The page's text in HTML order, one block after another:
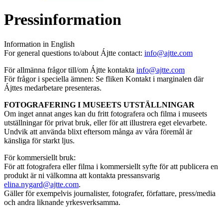
Pressinformation
Information in English
For general questions to/about Ájtte contact: info@ajtte.com
För allmänna frågor till/om Ájtte kontakta info@ajtte.com
För frågor i speciella ämnen: Se fliken Kontakt i marginalen där
Ájttes medarbetare presenteras.
FOTOGRAFERING I MUSEETS UTSTÄLLNINGAR
Om inget annat anges kan du fritt fotografera och filma i museets
utställningar för privat bruk, eller för att illustrera eget elevarbete.
Undvik att använda blixt eftersom många av våra föremål är
känsliga för starkt ljus.
För kommersiellt bruk:
För att fotografera eller filma i kommersiellt syfte för att publicera en
produkt är ni välkomna att kontakta pressansvarig
elina.nygard@ajtte.com.
Gäller för exempelvis journalister, fotografer, författare, press/media
och andra liknande yrkesverksamma.